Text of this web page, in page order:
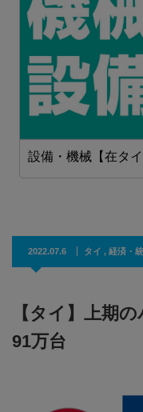
設備・機械【在タ
2022.07.6 タイ , 経済・
【タイ】上期
91万台